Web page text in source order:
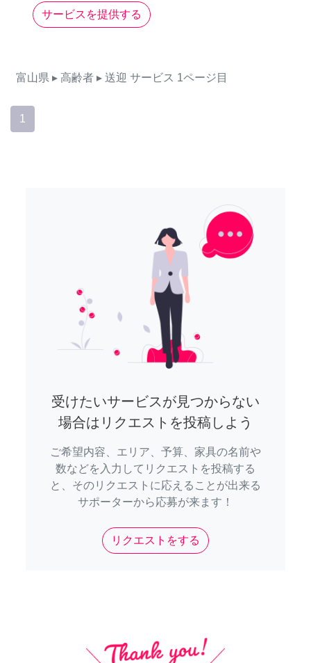
サービスを提供する
富山県 ▸ 高齢者 ▸ 送迎 サービス 1ページ目
1
受けたいサービスが見つからない
場合はリクエストを投稿しよう
ご希望内容、エリア、予算、家具の名前や
数などを入力してリクエストを投稿する
と、そのリクエストに応えることが出来る
サポーターから応募が来ます！
リクエストをする